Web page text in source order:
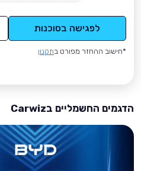
לפגישה בסוכנות
*חישוב ההחזר מפורט בתקנון
הדגמים החשמליים בCarwiz